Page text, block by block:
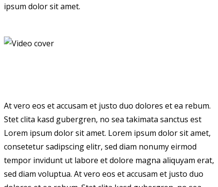
ipsum dolor sit amet.
At vero eos et accusam et justo duo dolores et ea rebum.
Stet clita kasd gubergren, no sea takimata sanctus est
Lorem ipsum dolor sit amet. Lorem ipsum dolor sit amet,
consetetur sadipscing elitr, sed diam nonumy eirmod
tempor invidunt ut labore et dolore magna aliquyam erat,
sed diam voluptua. At vero eos et accusam et justo duo